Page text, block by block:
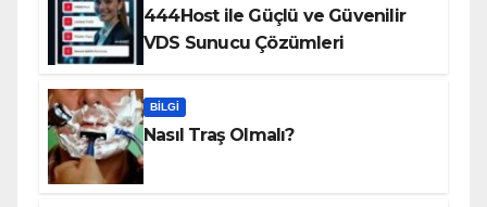
444Host ile Güçlü ve Güvenilir
VDS Sunucu Çözümleri
BILGI
Nasıl Traş Olmalı?